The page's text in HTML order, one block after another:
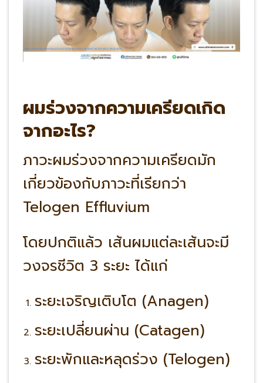
ผมร่วงจากความเครียดเกิด
จากอะไร?
ภาวะผมร่วงจากความเครียดมัก
เกี่ยวข้องกับภาวะที่เรียกว่า
Telogen Effluvium
โดยปกติแล้ว เส้นผมแต่ละเส้นจะมี
วงจรชีวิต 3 ระยะ ได้แก่
ระยะเจริญเติบโต (Anagen)
ระยะเปลี่ยนผ่าน (Catagen)
ระยะพักและหลุดร่วง (Telogen)